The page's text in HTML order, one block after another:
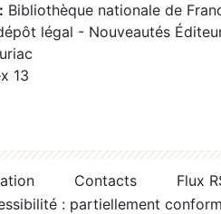
Bibliothèque nationale de
légal - Nouveautés
13
Contacts
Flux
: partiellement